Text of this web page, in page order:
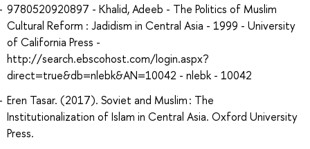
9780520920897 - Khalid, Adeeb - The Politics of Muslim
Cultural Reform : Jadidism in Central Asia - 1999 - University
of California Press -
http://search.ebscohost.com/login.aspx?
direct=true&db=nlebk&AN=10042 - nlebk - 10042
Eren Tasar. (2017). Soviet and Muslim : The
Institutionalization of Islam in Central Asia. Oxford University
Press.